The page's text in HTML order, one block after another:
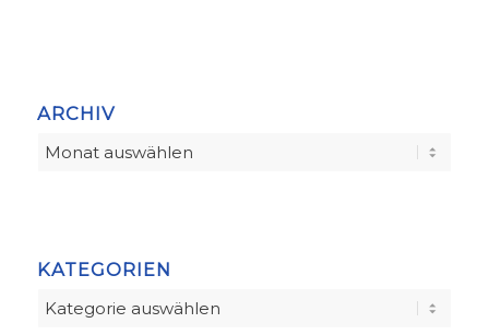
ARCHIV
KATEGORIEN
Kategorien